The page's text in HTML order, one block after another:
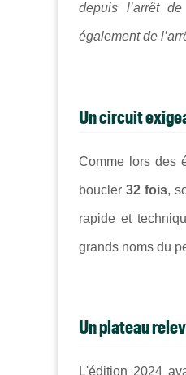
depuis l’arrêt
également de
Un circuit
Comme lors des
boucler 32 fois,
rapide et
grands noms du
Un plateau
L'édition 2024